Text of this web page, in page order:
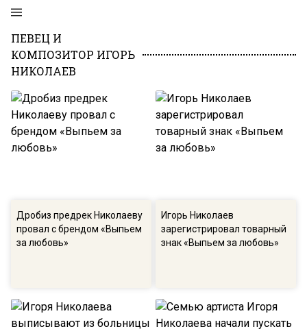
ПЕВЕЦ И
КОМПОЗИТОР ИГОРЬ
НИКОЛАЕВ
Дробиз предрек Николаеву
провал с брендом «Выпьем
за любовь»
Игорь Николаев
зарегистрировал товарный
знак «Выпьем за любовь»